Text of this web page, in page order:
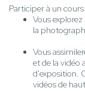
Participer à un
Vous
la
Vous
et de la vidéo
d'exposition.
vidéos de